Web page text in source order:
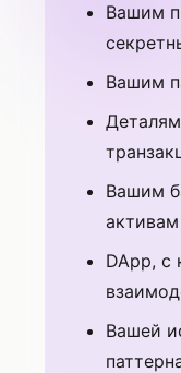
Вашим
Вашим
Вашим
активам
DApp, с
Вашей